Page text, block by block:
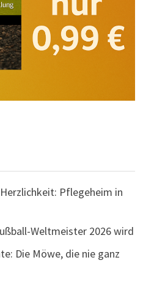
Pflegeheim in
Weltmeister 2026 wird
Die Möwe, die nie ganz